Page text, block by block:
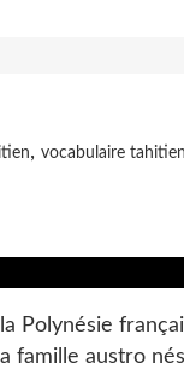
, vocabulaire tahitien
Polynésie
famille austro